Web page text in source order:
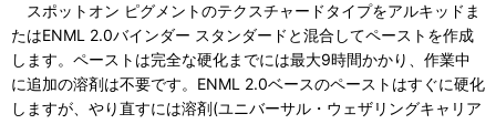
スポットオン ピグメントのテクスチャードタイプをアルキッドま
たはENML 2.0バインダー スタンダードと混合してペーストを作成
します。ペーストは完全な硬化までには最大9時間かかり、作業中
に追加の溶剤は不要です。ENML 2.0ベースのペーストはすぐに硬化
しますが、やり直すには溶剤(ユニバーサル・ウェザリングキャリア